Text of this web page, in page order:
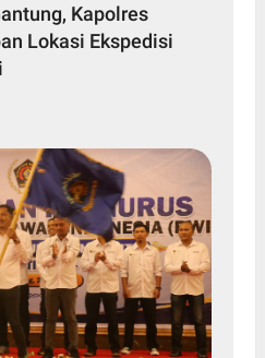
Kapolres
Lokasi Ekspedisi